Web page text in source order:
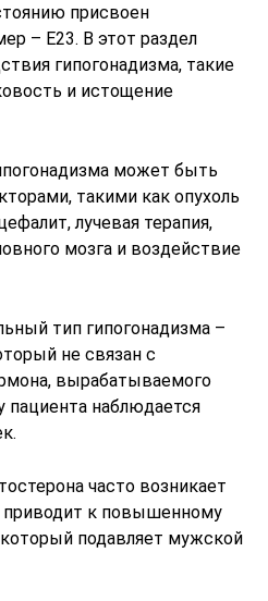
присвоен
– Е23. В этот раздел
гипогонадизма, такие
и истощение
может быть
такими как опухоль
лучевая терапия,
мозга и воздействие
тип гипогонадизма –
не связан с
вырабатываемого
пациента наблюдается
часто возникает
приводит к повышенному
подавляет мужской